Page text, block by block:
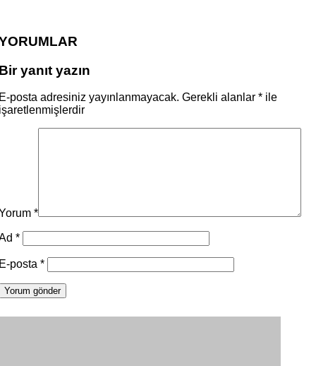
yanıt yazın
posta adresiniz yayınlanmayacak. Gerekli alanlar * ile
*
*
posta *